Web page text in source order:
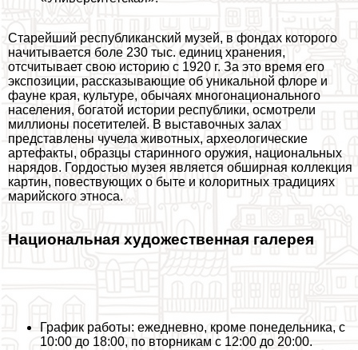
Старейший республиканский музей, в фондах которого
начитывается боле 230 тыс. единиц хранения,
отсчитывает свою историю с 1920 г. За это время его
экспозиции, рассказывающие об уникальной флоре и
фауне края, культуре, обычаях многонационального
населения, богатой истории республики, осмотрели
миллионы посетителей. В выставочных залах
представлены чучела животных, археологические
артефакты, образцы старинного оружия, национальных
нарядов. Гордостью музея является обширная коллекция
картин, повествующих о быте и колоритных традициях
марийского этноса.
Национальная художественная галерея
График работы: ежедневно, кроме понедельника, с
10:00 до 18:00, по вторникам с 12:00 до 20:00.